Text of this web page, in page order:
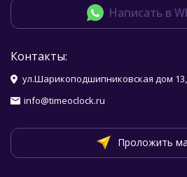
Написать в
Контакты:
ул.Шарикоподшипниковская дом
info@timeoclock.ru
Проложить